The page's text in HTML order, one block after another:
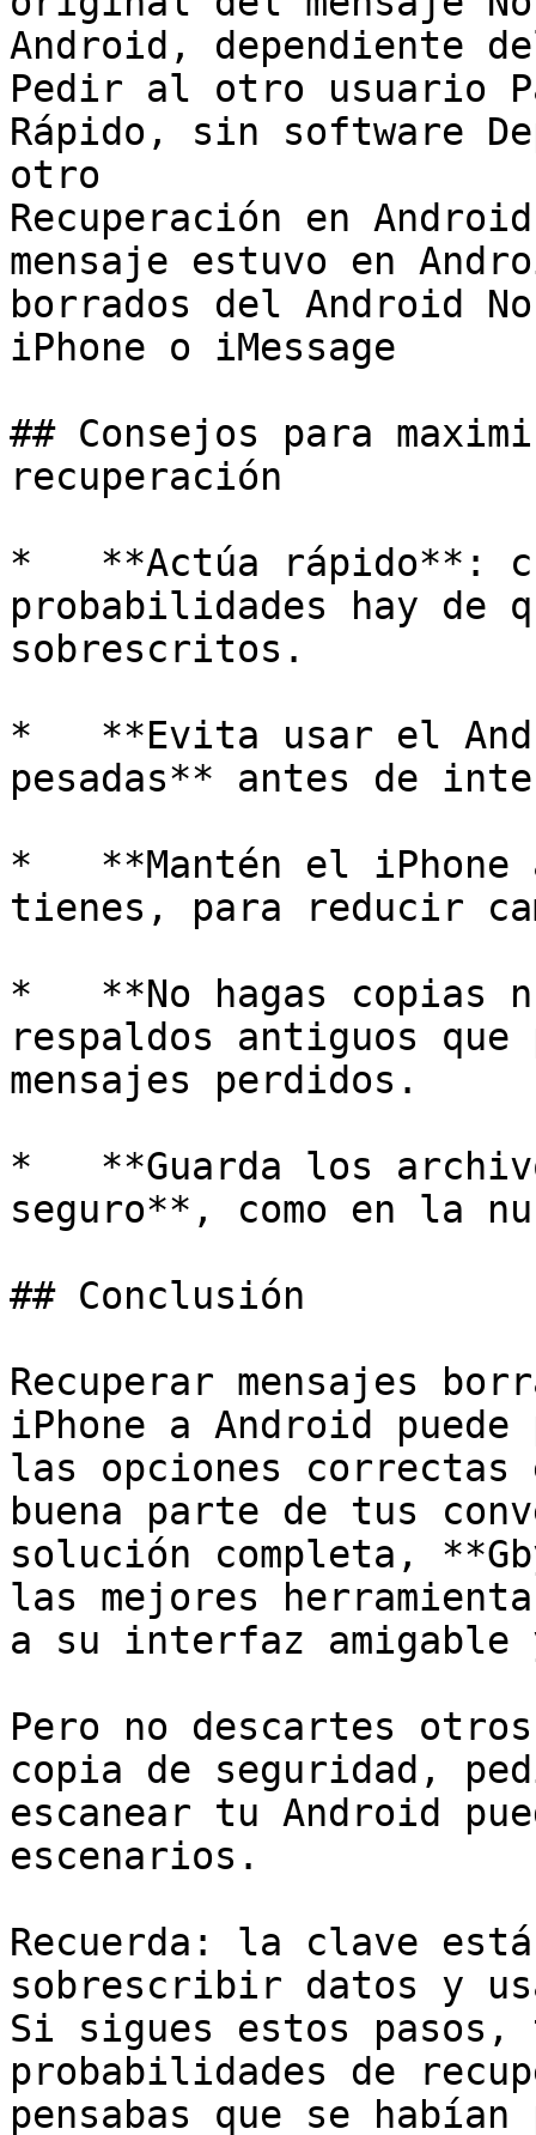
Android, dependiente
Pedir al otro usuario
Rápido, sin software
otro
Recuperación en
mensaje estuvo en
borrados del Android
iPhone o iMessage
## Consejos para
recuperación
*   **Actúa rápido**:
probabilidades hay de
sobrescritos.
*   **Evita usar el
pesadas** antes de
*   **Mantén el iPhone
tienes, para reducir
*   **No hagas copias
respaldos antiguos
mensajes perdidos.
*   **Guarda los
seguro**, como en la
## Conclusión
Recuperar mensajes
iPhone a Android
las opciones
buena parte de tus
solución completa,
las mejores
a su interfaz
Pero no descartes
copia de seguridad,
escanear tu Android
escenarios.
Recuerda: la clave
sobrescribir datos y
Si sigues estos pasos,
probabilidades de